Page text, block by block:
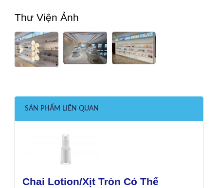
Thư Viện Ảnh
SẢN PHẨM LIÊN QUAN
Chai Lotion/xịt Tròn Có Thể